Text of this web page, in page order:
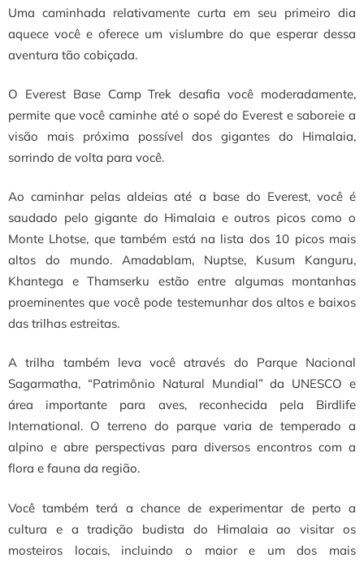
Uma caminhada relativamente curta em seu primeiro dia
aquece você e oferece um vislumbre do que esperar dessa
aventura tão cobiçada.
O Everest Base Camp Trek desafia você moderadamente,
permite que você caminhe até o sopé do Everest e saboreie a
visão mais próxima possível dos gigantes do Himalaia,
sorrindo de volta para você.
Ao caminhar pelas aldeias até a base do Everest, você é
saudado pelo gigante do Himalaia e outros picos como o
Monte Lhotse, que também está na lista dos 10 picos mais
altos do mundo. Amadablam, Nuptse, Kusum Kanguru,
Khantega e Thamserku estão entre algumas montanhas
proeminentes que você pode testemunhar dos altos e baixos
das trilhas estreitas.
A trilha também leva você através do Parque Nacional
Sagarmatha, “Patrimônio Natural Mundial” da UNESCO e
área importante para aves, reconhecida pela Birdlife
International. O terreno do parque varia de temperado a
alpino e abre perspectivas para diversos encontros com a
flora e fauna da região.
Você também terá a chance de experimentar de perto a
cultura e a tradição budista do Himalaia ao visitar os
mosteiros locais, incluindo o maior e um dos mais